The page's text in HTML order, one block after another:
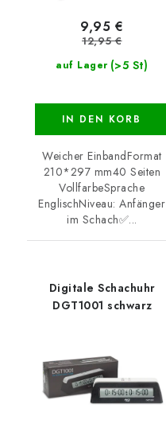
auf Lager (>5 St)
9,95 €
12,95 €
IN DEN KORB
Weicher EinbandFormat
210*297 mm40 Seiten
VollfarbeSprache
EnglischNiveau: Anfänger
im Schach✅...
Digitale Schachuhr
DGT1001 schwarz